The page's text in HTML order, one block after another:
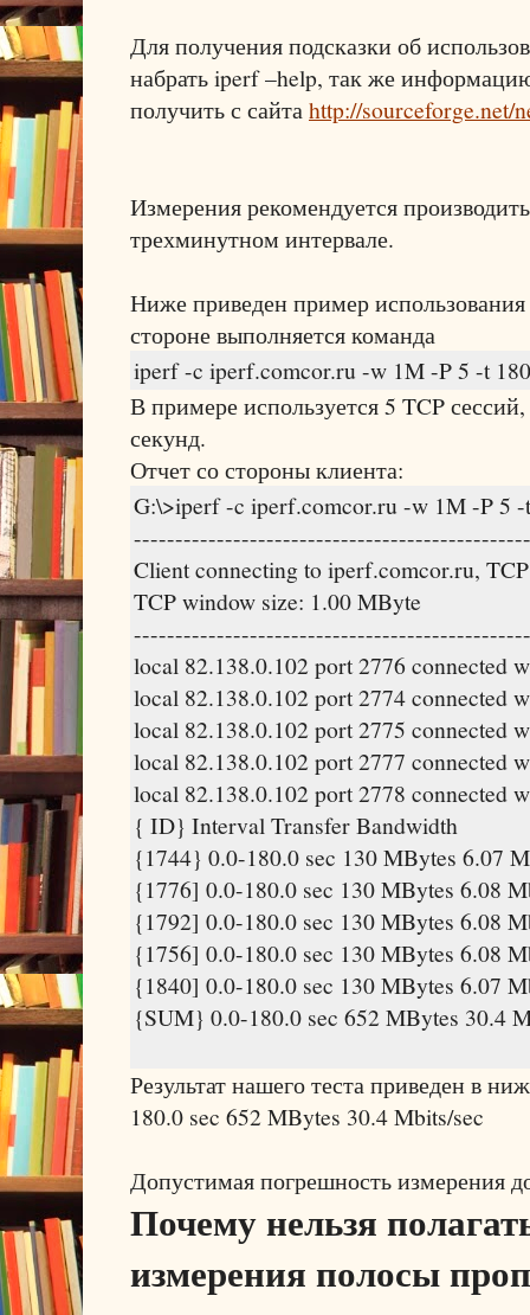
Для получения подсказки об
набрать iperf –help, так же
получить с сайтаhttp://sourceforge.net/
Измерения рекомендуется
трехминутном интервале.
Ниже приведен пример
стороне выполняется команда
iperf -c iperf.comcor.ru -w 1M -P 5 -t 180
В примере используется 5 TCP
секунд.
Отчет со стороны клиента:
G:\>iperf -c iperf.comcor.ru -w 1M -P 5 -
Client connecting to iperf.comcor.ru,
TCP window size: 1.00 MByte
local 82.138.0.102 port 2776 connected
local 82.138.0.102 port 2774 connected
local 82.138.0.102 port 2775 connected
local 82.138.0.102 port 2777 connected
local 82.138.0.102 port 2778 connected
{ ID} Interval Transfer Bandwidth
{1744} 0.0-180.0 sec 130 MBytes 6.07
{1776] 0.0-180.0 sec 130 MBytes 6.08
{1792] 0.0-180.0 sec 130 MBytes 6.08
{1756] 0.0-180.0 sec 130 MBytes 6.08
{1840] 0.0-180.0 sec 130 MBytes 6.07
{SUM} 0.0-180.0 sec 652 MBytes 30.4
Результат нашего теста приведен в
180.0 sec 652 MBytes 30.4 Mbits/sec
Допустимая погрешность измерения
Почему нельзя
измерения полосы